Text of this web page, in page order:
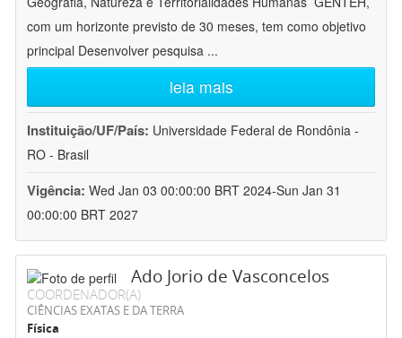
com um horizonte previsto de 30 meses, tem como objetivo
principal Desenvolver pesquisa ...
leia mais
Instituição/UF/País: Universidade Federal de Rondônia -
RO - Brasil
Vigência: Wed Jan 03 00:00:00 BRT 2024-Sun Jan 31
00:00:00 BRT 2027
Ado Jorio de Vasconcelos
COORDENADOR(A)
CIÊNCIAS EXATAS E DA TERRA
Física